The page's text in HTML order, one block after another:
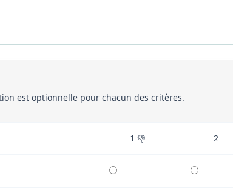
est optionnelle pour chacun des critères.
1 👎 2